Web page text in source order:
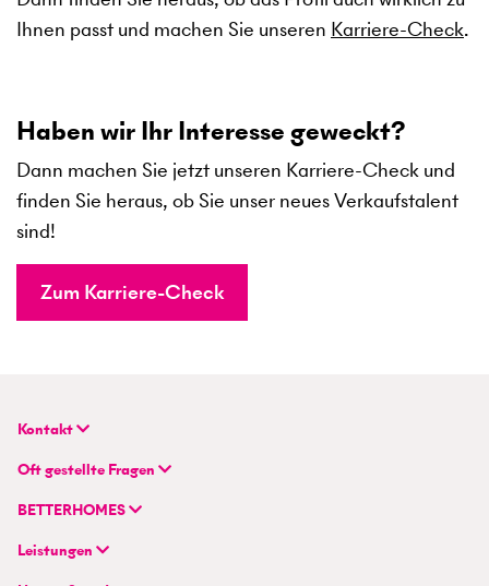
Ihnen passt und machen Sie unseren Karriere-Check.
Haben wir Ihr Interesse geweckt?
Dann machen Sie jetzt unseren Karriere-Check und
finden Sie heraus, ob Sie unser neues Verkaufstalent
sind!
Zum Karriere-Check
Kontakt
BETTERHOMES (Schweiz) AG
Hauptsitz
Flurstrasse 55
Oft gestellte Fragen
FAQ | Immobilienbewertung
FAQ | Immobilienmakler/-in werden
BETTERHOMES
Unternehmen
Hybrides Maklermodell
Leistungen